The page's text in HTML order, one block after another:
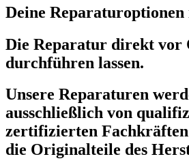
Deine
Die Reparatur direkt vor
durchführen lassen.
Unsere Reparaturen
ausschließlich von
zertifizierten
die Originalteile des